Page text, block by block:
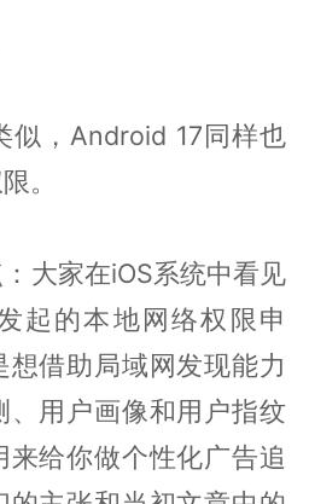
似，Android 17同样也
。
大家在iOS系统中看见
起的本地网络权限申
借助局域网发现能力
、用户画像和用户指纹
给你做个性化广告追